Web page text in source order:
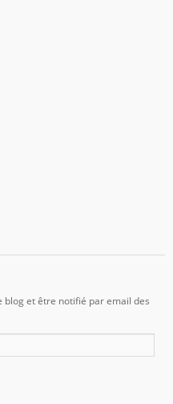
blog et être notifié par email des